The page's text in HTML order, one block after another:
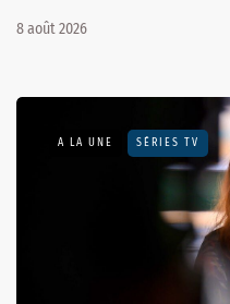
8 août 2026
A LA UNE SÉRIES TV